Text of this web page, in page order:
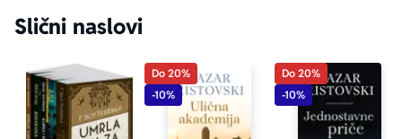
Slični naslovi
Do 20%
-10%
Do 20%
-10%